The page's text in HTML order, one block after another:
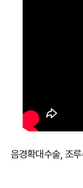
음경확대수술, 조